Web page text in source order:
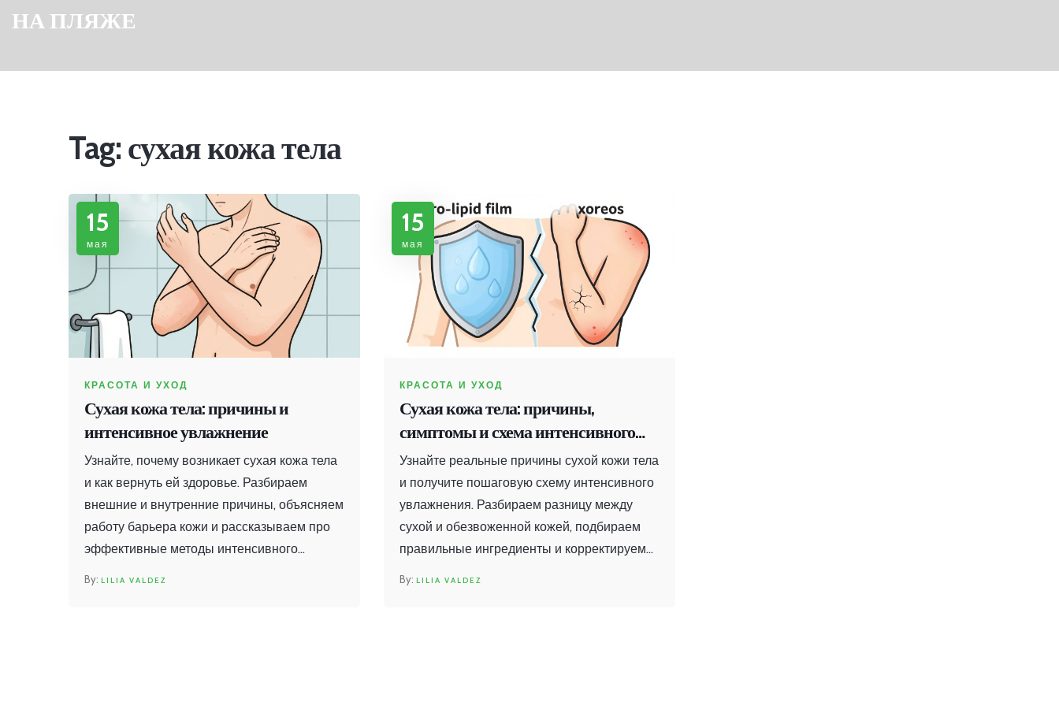
НА ПЛЯЖЕ
Tag: сухая кожа тела
15
мая
КРАСОТА И УХОД
Сухая кожа тела: причины и
интенсивное увлажнение
Узнайте, почему возникает сухая кожа тела
и как вернуть ей здоровье. Разбираем
внешние и внутренние причины, объясняем
работу барьера кожи и рассказываем про
эффективные методы интенсивного
LILIA VALDEZ
15
мая
КРАСОТА И УХОД
Сухая кожа тела: причины,
симптомы и схема интенсивного
увлажнения
Узнайте реальные причины сухой кожи тела
и получите пошаговую схему интенсивного
увлажнения. Разбираем разницу между
сухой и обезвоженной кожей, подбираем
правильные ингредиенты и корректируем
LILIA VALDEZ